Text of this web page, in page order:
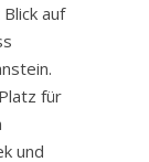
auf
für
und